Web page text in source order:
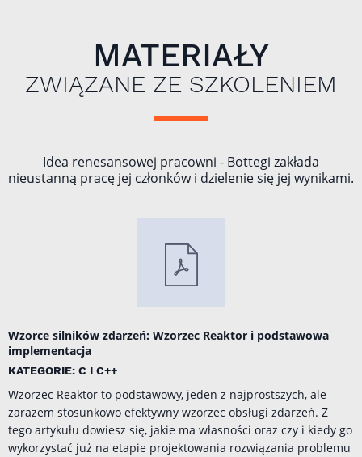
MATERIAŁY
ZWIĄZANE ZE SZKOLENIEM
Idea renesansowej pracowni - Bottegi zakłada
nieustanną pracę jej członków i dzielenie się jej wynikami.
Wzorce silników zdarzeń: Wzorzec Reaktor i podstawowa
implementacja
KATEGORIE: C I C++
Wzorzec Reaktor to podstawowy, jeden z najprostszych, ale
zarazem stosunkowo efektywny wzorzec obsługi zdarzeń. Z
tego artykułu dowiesz się, jakie ma własności oraz czy i kiedy go
wykorzystać już na etapie projektowania rozwiązania problemu